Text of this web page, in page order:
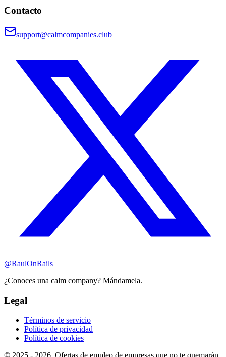
Contacto
support@calmcompanies.club
@RaulOnRails
¿Conoces una calm company? Mándamela.
Legal
Términos de servicio
Política de privacidad
Política de cookies
© 2025 - 2026. Ofertas de empleo de empresas que no te quemarán.